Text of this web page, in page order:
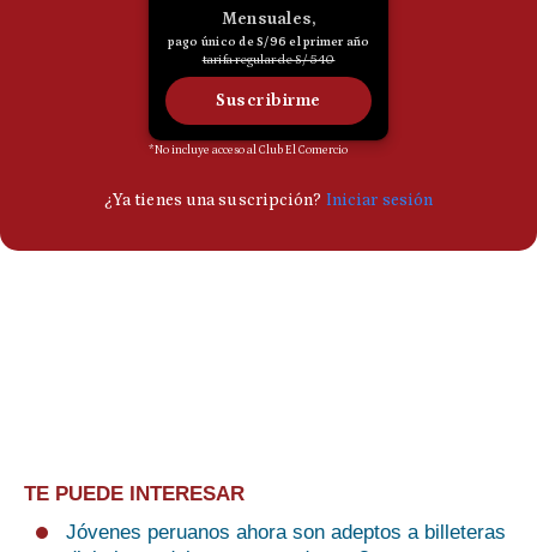
TE PUEDE INTERESAR
Jóvenes peruanos ahora son adeptos a billeteras